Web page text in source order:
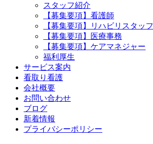
スタッフ紹介
【募集要項】看護師
【募集要項】リハビリスタッフ
【募集要項】医療事務
【募集要項】ケアマネジャー
福利厚生
サービス案内
看取り看護
会社概要
お問い合わせ
ブログ
新着情報
プライバシーポリシー